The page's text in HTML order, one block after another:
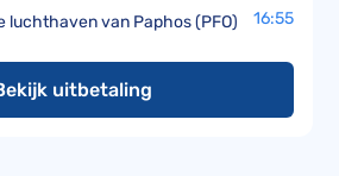
luchthaven van Paphos (PFO) 16:55
uitbetaling